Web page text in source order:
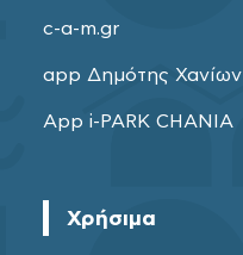
c-a-m.gr
app Δημότης Χανίων
App i-PARK CHANIA
Χρήσιμα